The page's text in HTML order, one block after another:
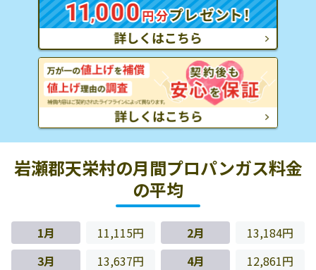
岩瀬郡天栄村の月間プロパンガス料金
の平均
1月 11,115円 2月
13,184円
3月
13,637円 4月
12,861円